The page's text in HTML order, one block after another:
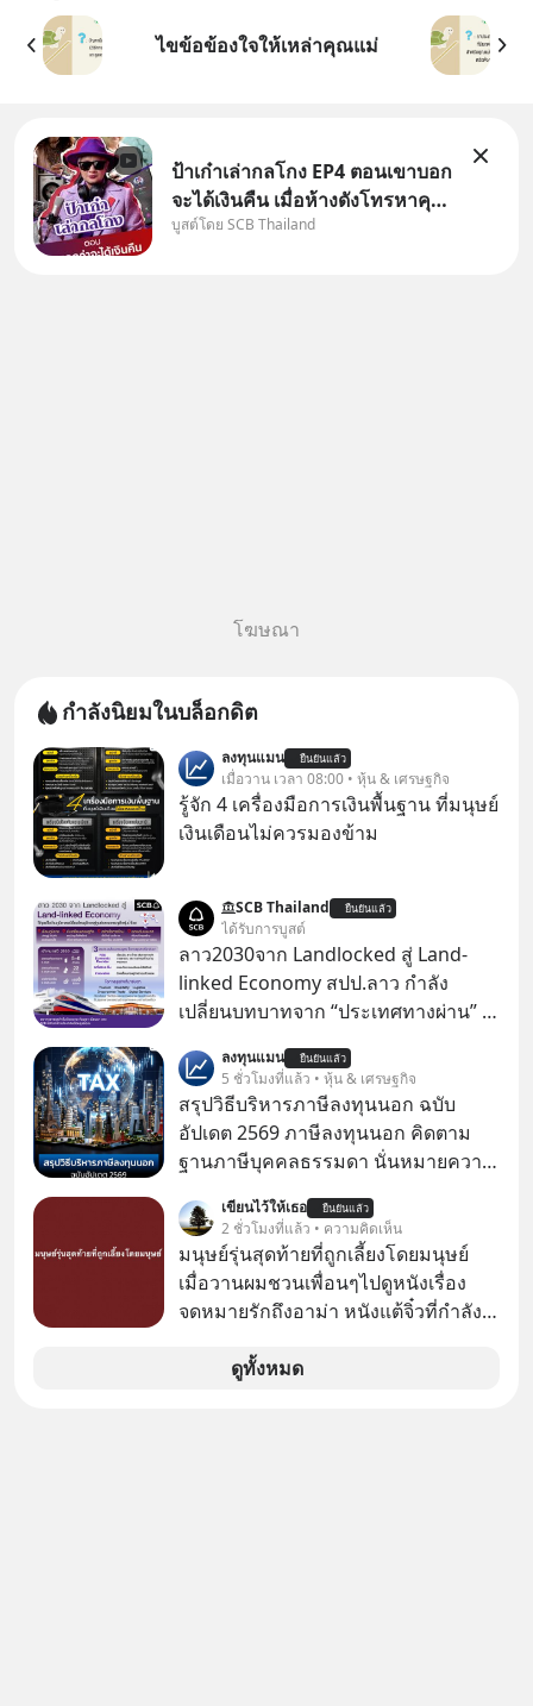
ไขข้อข้องใจให้เหล่าคุณแม่
ป้าเก๋าเล่ากลโกง EP4 ตอนเขาบอก
จะได้เงินคืน เมื่อห้างดังโทรหาคุณ
วิยะดา แจ้งเรื่องเคลมสินค้าแล้ว
บูสต์โดย SCB Thailand
โฆษณา
กำลังนิยมในบล็อกดิต
ลงทุนแมน ยืนยันแล้ว
เมื่อวาน เวลา 08:00 • หุ้น & เศรษฐกิจ
รู้จัก 4 เครื่องมือการเงินพื้นฐาน ที่มนุษย์
เงินเดือนไม่ควรมองข้าม
SCB Thailand ยืนยันแล้ว
ได้รับการบูสต์
ลาว2030จาก Landlocked สู่ Land-
linked Economy สปป.ลาว กำลัง
เปลี่ยนบทบาทจาก “ประเทศทางผ่าน” สู่
ของอนุภูมิภาคลุ่มแม่น้ำโขง
ลงทุนแมน ยืนยันแล้ว
5 ชั่วโมงที่แล้ว • หุ้น & เศรษฐกิจ
สรุปวิธีบริหารภาษีลงทุนนอก ฉบับ
อัปเดต 2569 ภาษีลงทุนนอก คิดตาม
ฐานภาษีบุคคลธรรมดา นั่นหมายความ
เขียนไว้ให้เธอ ยืนยันแล้ว
2 ชั่วโมงที่แล้ว • ความคิดเห็น
มนุษย์รุ่นสุดท้ายที่ถูกเลี้ยงโดยมนุษย์
เมื่อวานผมชวนเพื่อนๆไปดูหนังเรื่อง
จดหมายรักถึงอาม่า หนังแต้จิ๋วที่กำลัง
ป๊าผมเห็นโปสเตอร์หนังเรื่องนี้หลาย
ดูทั้งหมด